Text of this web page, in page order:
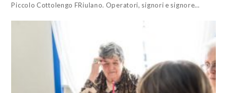
Piccolo Cottolengo FRiulano. Operatori, signori e signore…